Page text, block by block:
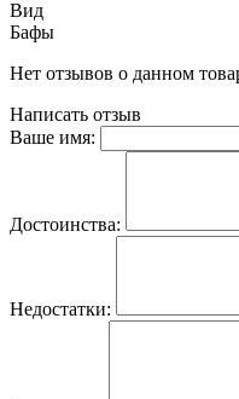
Вид
Бафы
Нет отзывов о данном
Написать отзыв
Ваше имя:
Достоинства:
Недостатки: